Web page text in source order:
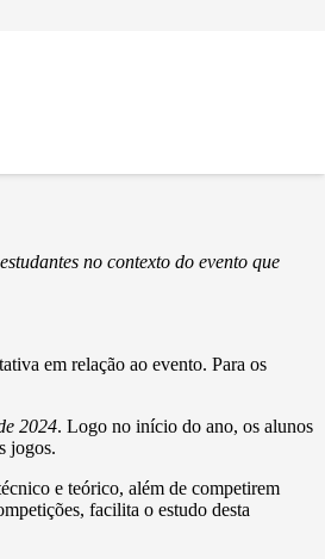
no contexto do evento que
em relação ao evento. Para os
2024. Logo no início do ano, os alunos
jogos.
e teórico, além de competirem
facilita o estudo desta